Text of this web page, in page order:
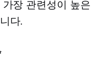
장 관련성이 높은
다.